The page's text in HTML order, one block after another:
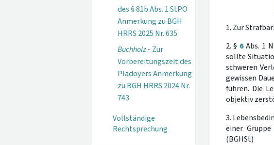
des § 81b Abs. 1 StPO
Anmerkung zu BGH
HRRS 2025 Nr. 635
Buchholz- Zur
Vorbereitungszeit des
Plädoyers Anmerkung
zu BGH HRRS 2024 Nr.
743
Vollständige
Rechtsprechung
1. Zur
2. § 6Abs. 1
sollte
schweren
gewissen
führen. Die
objektiv
3.
einer
(BGHSt)